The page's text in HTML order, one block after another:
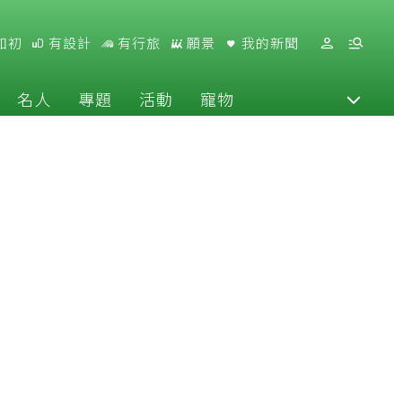
初 有設計 有行旅 願景 我的新聞
名人 專題 活動 寵物